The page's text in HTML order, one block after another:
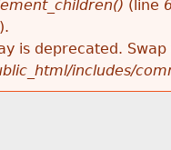
(line
is deprecated.
includes/